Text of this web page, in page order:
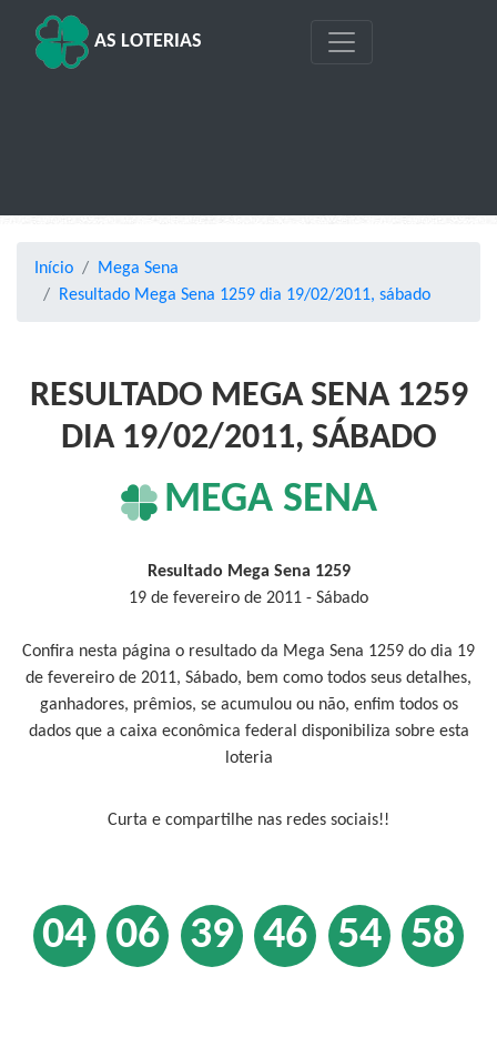
AS LOTERIAS
Início
Mega Sena
Resultado Mega Sena 1259 dia 19/02/2011, sábado
RESULTADO MEGA SENA 1259
DIA 19/02/2011, SÁBADO
MEGA SENA
Resultado Mega Sena 1259
19 de fevereiro de 2011 - Sábado
Confira nesta página o resultado da Mega Sena 1259 do dia 19
de fevereiro de 2011, Sábado, bem como todos seus detalhes,
ganhadores, prêmios, se acumulou ou não, enfim todos os
dados que a caixa econômica federal disponibiliza sobre esta
loteria
Curta e compartilhe nas redes sociais!!
04 06 39 46 54 58